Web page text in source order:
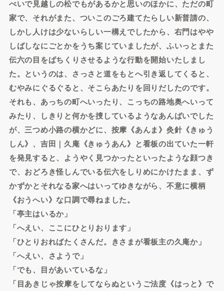
べいで見越しの松でもがあるかと思いのほかに、ただの町
家で、それがまた、ついこのごろ建てたらしい新普請の、
しかし人けは少ないらしい一構えでしたから、右門はやや
しばしなにごとかをうち案じていましたが、ふいっとまた
伝六の目をぱちくりさせるような行動を開始いたしまし
た。というのは、さっさと道をもとへ引き返してくると、
むやみにぐるぐると、そこらあたりを回りだしたのです。
それも、あっちの町へいったり、こっちの路地奥へいって
みたり、しきりと何かを捜しているようなあんばいでした
が、三つめ小路の横かどに、按摩《あんま》灸針《きゅう
しん》、吉田｜久庵《きゅうあん》と看板の出ていた一軒
を発見すると、ようやく見つかったといったような顔つき
で、おどろき怪しんでいる伝六をしりめにかけたまま、ず
かずかとそれなる家へはいってゆきながら、不意に横柄
《おうへい》な口調で尋ねました。
「亭主はいるか」
「へえい、ここにひとりおります」
「ひとりおればたくさんだ。きさまが看板主の久庵か」
「へえい、さようで」
「でも、目があいているな」
「目あきじゃ按摩をしてならぬというご法度《はっと》で